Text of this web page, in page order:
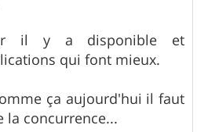
il y a disponible et
qui font mieux.
ça aujourd'hui il faut
la concurrence...